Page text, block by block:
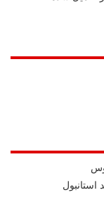
استانبول